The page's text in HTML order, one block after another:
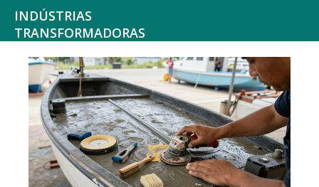
Saltar
para
menu
principal
Skip
main
content
INDÚSTRIAS
TRANSFORMADORAS
Indústrias
alimentares,
bebidas,
tabaco,
texteis,
produtos